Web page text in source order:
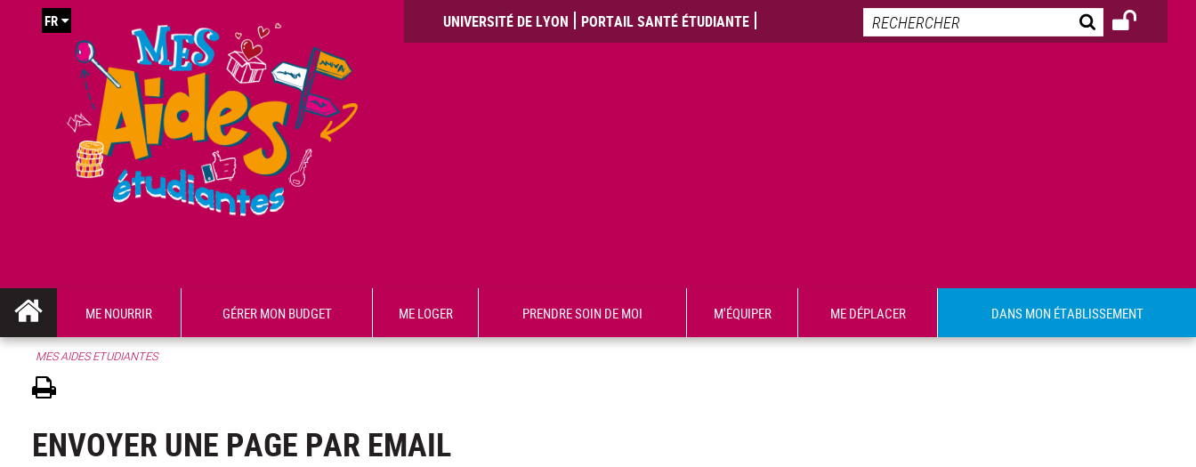
UNIVERSITÉ DE LYON PORTAIL SANTÉ ÉTUDIANTE
FR
ME NOURRIR GÉRER MON BUDGET ME LOGER PRENDRE SOIN DE MOI M'ÉQUIPER ME DÉPLACER DANS MON ÉTABLISSEMENT
MES AIDES ETUDIANTES
ENVOYER UNE PAGE PAR EMAIL